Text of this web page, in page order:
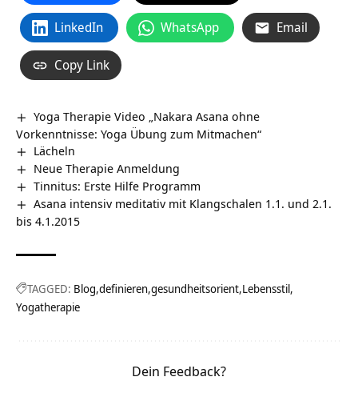
LinkedIn WhatsApp Email
Copy Link
Yoga Therapie Video „Nakara Asana ohne
Vorkenntnisse: Yoga Übung zum Mitmachen“
Lächeln
Neue Therapie Anmeldung
Tinnitus: Erste Hilfe Programm
Asana intensiv meditativ mit Klangschalen 1.1. und 2.1.
bis 4.1.2015
TAGGED: Blog definieren gesundheitsorient Lebensstil
Yogatherapie
Dein Feedback?